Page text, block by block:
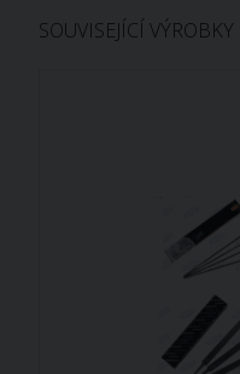
SOUVISEJÍCÍ VÝROBKY